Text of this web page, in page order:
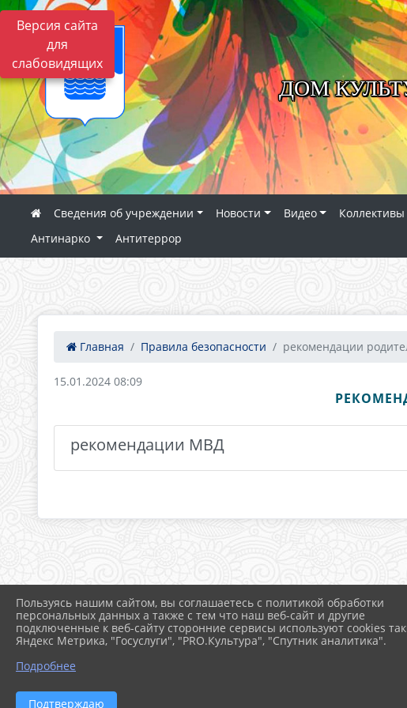
Версия сайта
для
слабовидящих
ДОМ
Сведения об учреждении Новости Видео Коллективы
Антинарко
Антитеррор
Главная Правила безопасности рекомендации
15.01.2024 08:09
рекомендации МВД
Пользуясь нашим сайтом, вы соглашаетесь с политикой обработки
персональных данных а также с тем что наш веб-сайт и другие
подключенные к веб-сайту сторонние сервисы используют cookies
Яндекс Метрика, "Госуслуги", "PRO.Культура", "Спутник аналитика".
Подробнее
Подтверждаю